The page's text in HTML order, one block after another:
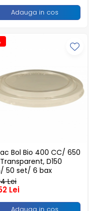
Adauga in cos
Bol Bio 400 CC/ 650
D150
50 set/ 6 bax
Lei
Lei